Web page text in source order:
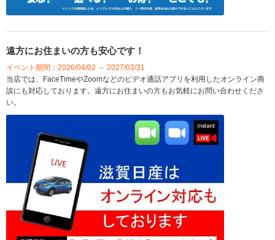
遠方にお住まいの方も安心です！
イベント期間：2026/04/02 ～ 2027/03/31
当店では、FaceTimeやZoomなどのビデオ通話アプリを利用したオンライン商
談にも対応しております。遠方にお住まいの方もお気軽にお問い合わせくださ
い。